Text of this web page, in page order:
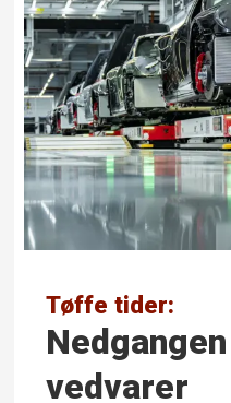
Tøffe tider:
vedvarer